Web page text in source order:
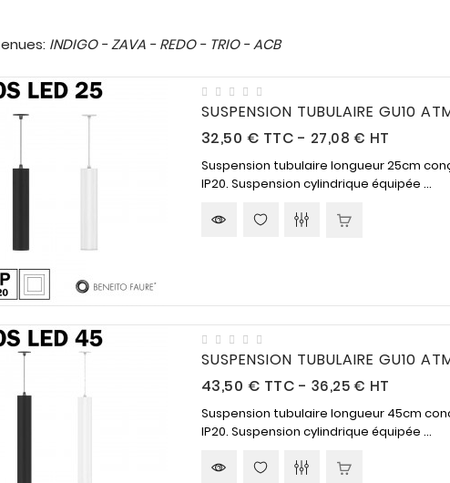
INDIGO - ZAVA - REDO - TRIO - ACB
SUSPENSION TUBULAIRE GU10
32,50 € Prix
TTC - 27,08 € HT
Suspension tubulaire longueur 25cm
IP20. Suspension cylindrique équipée ...
SUSPENSION TUBULAIRE GU10
43,50 € Prix
TTC - 36,25 € HT
Suspension tubulaire longueur 45cm
IP20. Suspension cylindrique équipée ...